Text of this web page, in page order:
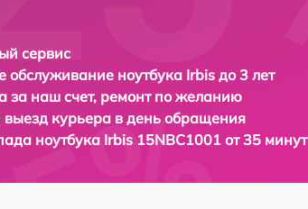
сервис
обслуживание ноутбука Irbis до 3 лет
за наш счет, ремонт по желанию
курьера в день обращения
ноутбука Irbis 15NBC1001 от 35 минут